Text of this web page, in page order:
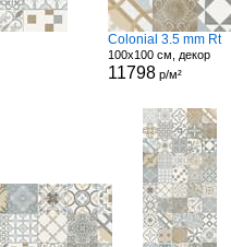
Colonial 3.5 mm Rt
100x100 см, декор
11798р/м²